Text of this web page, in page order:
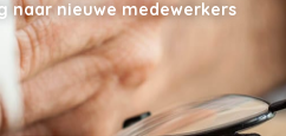
naar nieuwe medewerkers